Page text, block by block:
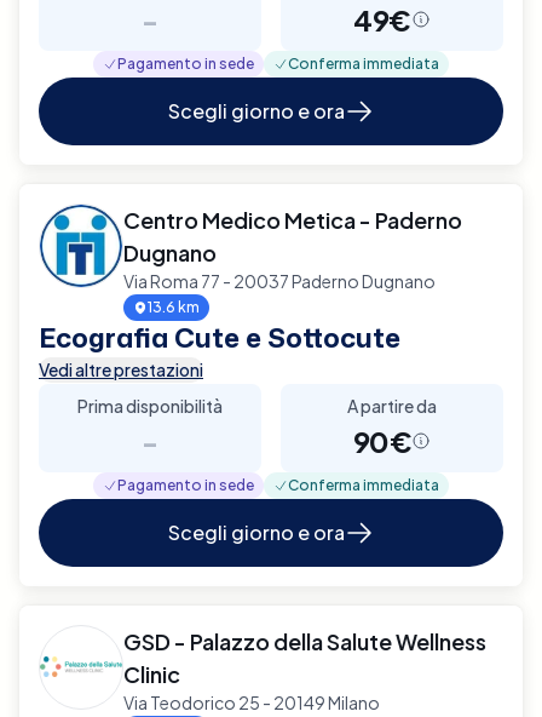
- 49€
Pagamento in sede Conferma immediata
Scegli giorno e ora
Centro Medico Metica - Paderno
Dugnano
Via Roma 77 - 20037 Paderno Dugnano
13.6 km
Ecografia Cute e Sottocute
Vedi altre prestazioni
Prima disponibilità
-
A partire da
90€
Pagamento in sede Conferma immediata
Scegli giorno e ora
GSD - Palazzo della Salute Wellness
Clinic
Via Teodorico 25 - 20149 Milano